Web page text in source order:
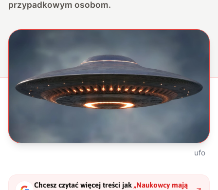
przypadkowym osobom.
ufo
Chcesz czytać więcej treści jak „Naukowcy mają